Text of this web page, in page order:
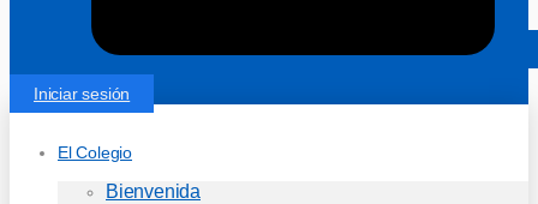
Iniciar sesión
El Colegio
Bienvenida